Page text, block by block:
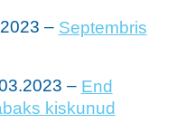
– Septembris
– End
kiskunud